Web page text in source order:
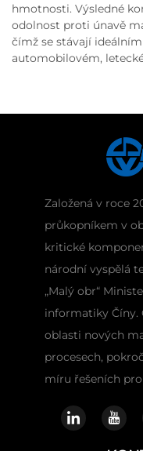
hmotnosti. Výsledné
odolnost proti únavě
čímž se stávají
automobilovém,
Založená v roce
průkopníkem v
kritické
národní vyspělá
„Malý obr“
informatiky Číny.
oblasti nových
procesech,
míru řešeních